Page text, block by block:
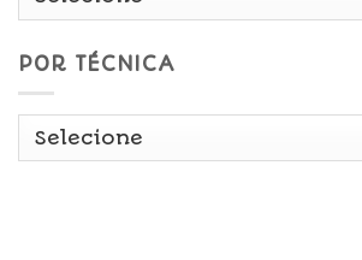
POR TÉCNICA